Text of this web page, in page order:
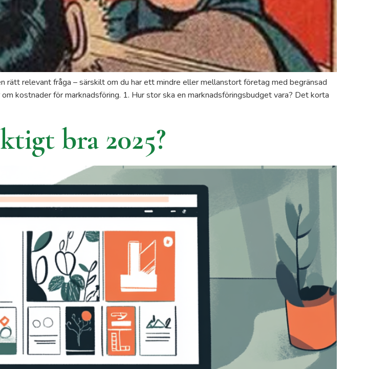
rätt relevant fråga – särskilt om du har ett mindre eller mellanstort företag med begränsad
kostnader för marknadsföring. 1. Hur stor ska en marknadsföringsbudget vara? Det korta
bra 2025?